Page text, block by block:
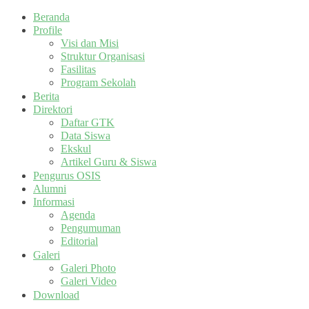
Beranda
Profile
Visi dan Misi
Struktur Organisasi
Fasilitas
Program Sekolah
Berita
Direktori
Daftar GTK
Data Siswa
Ekskul
Artikel Guru & Siswa
Pengurus OSIS
Alumni
Informasi
Agenda
Pengumuman
Editorial
Galeri
Galeri Photo
Galeri Video
Download